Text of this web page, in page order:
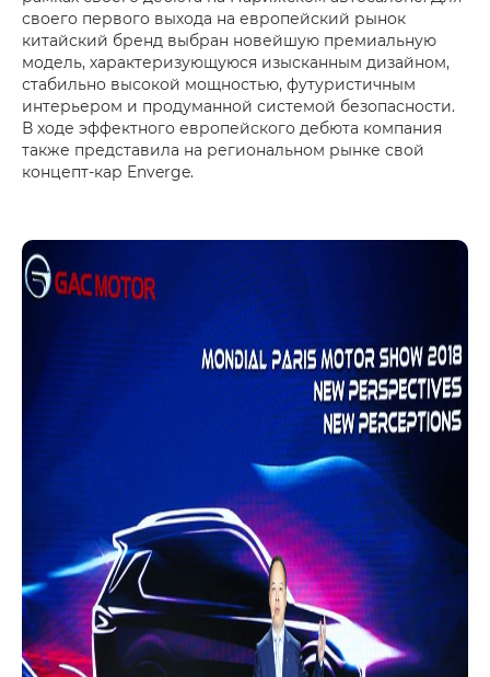
своего первого выхода на европейский рынок
китайский бренд выбран новейшую премиальную
модель, характеризующуюся изысканным дизайном,
стабильно высокой мощностью, футуристичным
интерьером и продуманной системой безопасности.
В ходе эффектного европейского дебюта компания
также представила на региональном рынке свой
концепт-кар Enverge.